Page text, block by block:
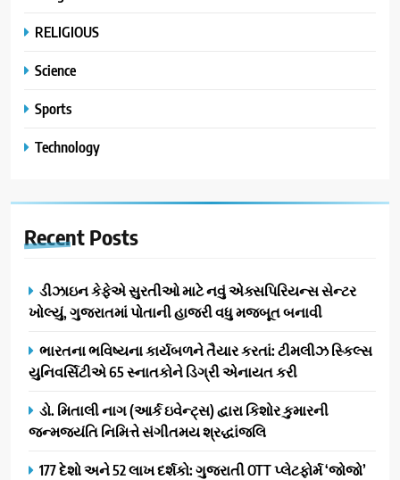
RELIGIOUS
Science
Sports
Technology
Recent Posts
ડીઝાઇન કેફેએ સુરતીઓ માટે નવું એક્સપિરિયન્સ સેન્ટર
ખોલ્યું, ગુજરાતમાં પોતાની હાજરી વધુ મજબૂત બનાવી
ભારતના ભવિષ્યના કાર્યબળને તૈયાર કરતાં: ટીમલીઝ સ્કિલ્સ
યુનિવર્સિટીએ 65 સ્નાતકોને ડિગ્રી એનાયત કરી
ડો. મિતાલી નાગ (આર્ક ઇવેન્ટ્સ) દ્વારા કિશોર કુમારની
જન્મજયંતિ નિમિત્તે સંગીતમય શ્રદ્ધાંજલિ
177 દેશો અને 52 લાખ દર્શકો: ગુજરાતી OTT પ્લેટફોર્મ ‘જોજો’